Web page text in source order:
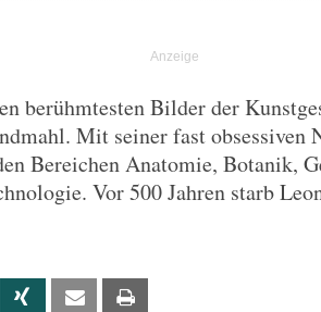
berühmtesten Bilder der
Mit seiner fast obsessiven
Bereichen Anatomie, Botanik,
Vor 500 Jahren starb
Linkedin Xing Email